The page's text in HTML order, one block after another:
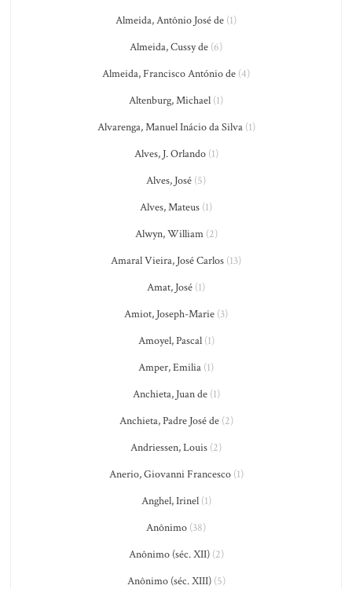
Almeida, Antônio José de (1)
Almeida, Cussy de (6)
Almeida, Francisco António de (4)
Altenburg, Michael (1)
Alvarenga, Manuel Inácio da Silva(1)
Alves, J. Orlando(1)
Alves, José (5)
Alves, Mateus (1)
Alwyn, William(2)
Amaral Vieira, José Carlos (13)
Amat, José (1)
Amiot, Joseph-Marie (3)
Amoyel, Pascal(1)
Amper, Emilia (1)
Anchieta, Juan de(1)
Anchieta, Padre José de(2)
Andriessen, Louis (2)
Anerio, Giovanni Francesco(1)
Anghel, Irinel(1)
Anônimo (38)
Anônimo (séc. XII)(2)
Anônimo (séc. XIII)(5)